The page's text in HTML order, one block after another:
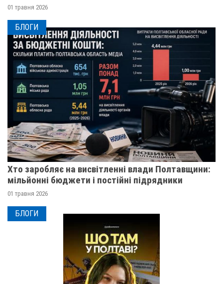
01 травня 2026
БЛОГИ
Хто заробляє на висвітленні влади Полтавщини:
мільйонні бюджети і постійні підрядники
01 травня 2026
БЛОГИ